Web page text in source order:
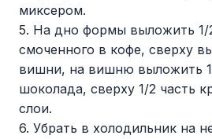
миксером.
5. На дно формы выложить 1/
смоченного в кофе, сверху
вишни, на вишню выложить
шоколада, сверху 1/2 часть
слои.
6. Убрать в холодильник на